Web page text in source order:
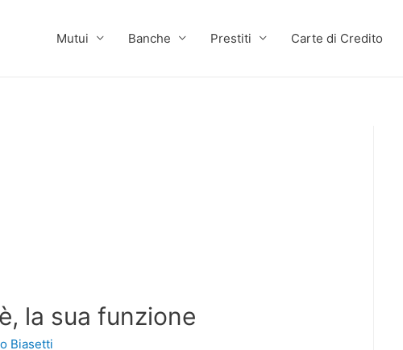
Mutui Banche Prestiti Carte di Credito
la sua funzione
Biasetti